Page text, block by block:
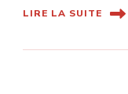
LIRE LA SUITE